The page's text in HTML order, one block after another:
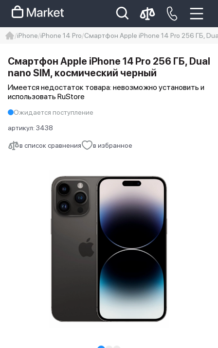
Iphone 14 pro max
айфон 14
iPhone iPhone 14 Pro Смартфон Apple iPhone 14 Pro 256 ГБ,
в список сравнения в избранное
Смартфон Apple iPhone 14 Pro 256 ГБ, Dual
nano SIM, космический черный
Имеется недостаток товара: невозможно установить и
использовать RuStore
Ожидается поступление
артикул: 3438